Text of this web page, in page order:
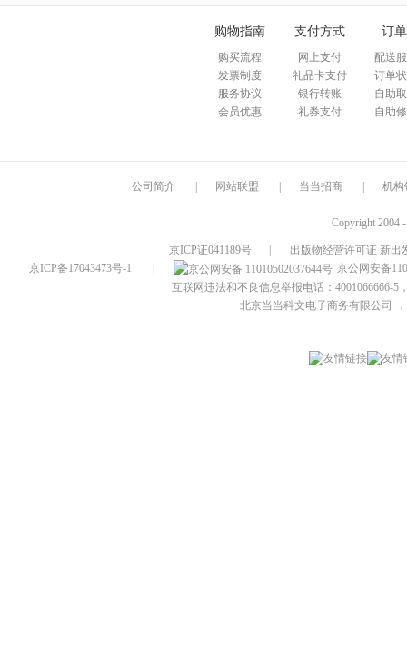
购物指南
购买流程
发票制度
服务协议
会员优惠
支付方式
网上支付
礼品卡支付
银行转账
礼券支付
订
配送
订单
自助
自助
公司简介 网站联盟 当当招商 机构
Copyright 2004
京ICP证041189号
出版物经营许可证 新出
京ICP备17043473号-1
京公网安备
互联网违法和不良信息举报电话：4001066666-5
北京当当科文电子商务有限公司